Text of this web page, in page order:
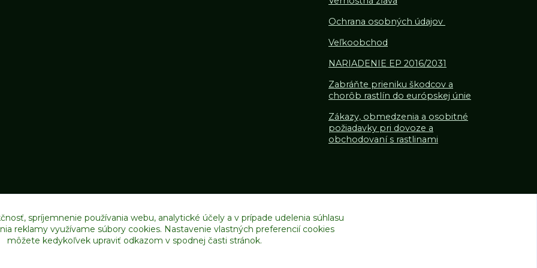
Ochrana osobných údajov
Veľkoobchod
NARIADENIE EP 2016/2031
Zabráňte prieniku škodcov a
chorôb rastlín do európskej únie
Zákazy, obmedzenia a osobitné
požiadavky pri dovoze a
obchodovaní s rastlinami
spríjemnenie používania webu, analytické účely a v prípade udelenia súhlasu
reklamy využívame súbory cookies. Nastavenie vlastných preferencií cookies
môžete kedykoľvek upraviť odkazom v spodnej časti stránok.